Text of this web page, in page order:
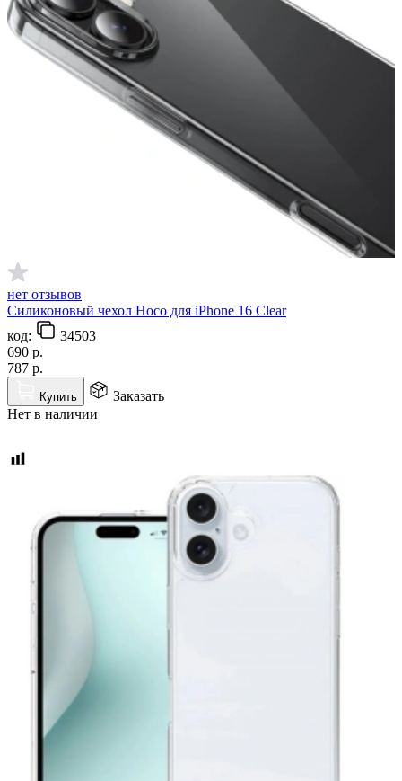
нет отзывов
Силиконовый чехол Hoco для iPhone 16 Clear
код:
34503
690 р.
787 р.
Купить
Заказать
Нет в наличии